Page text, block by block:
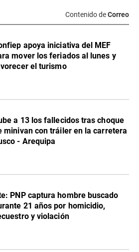
Contenido deCorreo
apoya iniciativa del MEF
mover los feriados al lunes y
el turismo
a 13 los fallecidos tras choque
minivan con tráiler en la carretera
- Arequipa
PNP captura hombre buscado
21 años por homicidio,
y violación